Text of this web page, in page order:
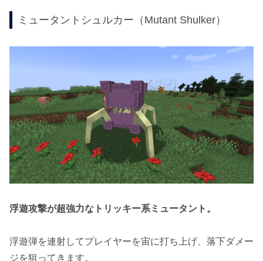
ミュータントシュルカー（Mutant Shulker）
浮遊攻撃が超強力なトリッキー系ミュータント。
浮遊弾を連射してプレイヤーを宙に打ち上げ、落下ダメー
ジを狙ってきます。